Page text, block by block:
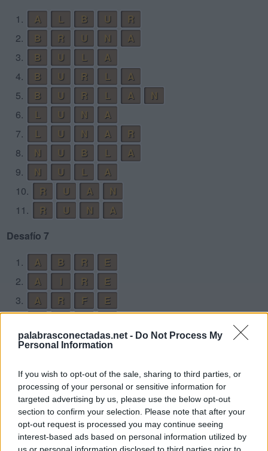
palabrasconectadas.net - Do Not Process My
Personal Information
If you wish to opt-out of the sale, sharing to third parties, or
processing of your personal or sensitive information for
targeted advertising by us, please use the below opt-out
section to confirm your selection. Please note that after your
opt-out request is processed you may continue seeing
interest-based ads based on personal information utilized by
us or personal information disclosed to third parties prior to
1.
A L B U
R
2.
B R U N
A
3.
B U L
A
4.
B U R L
A
5.
B U R L A
N
6.
L U N
A
7.
L U N A
R
8.
N U B L
A
9.
N U L
A
10.
R U A
N
11.
R U N
A
Desafío 7
1.
A B R
E
2.
A R
E
3.
A R F
E
5. B R E
A
7.
E M I
R
8.
F A B E
R
9.
F E R I
A
10.
F I A M B R
E